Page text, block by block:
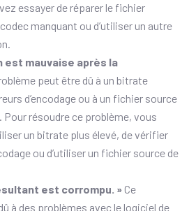
essayer de réparer le fichier
manquant ou d’utiliser un autre
est mauvaise après la
peut être dû à un bitrate
d’encodage ou à un fichier source
Pour résoudre ce problème, vous
un bitrate plus élevé, de vérifier
ou d’utiliser un fichier source de
est corrompu. » Ce
à des problèmes avec le logiciel de